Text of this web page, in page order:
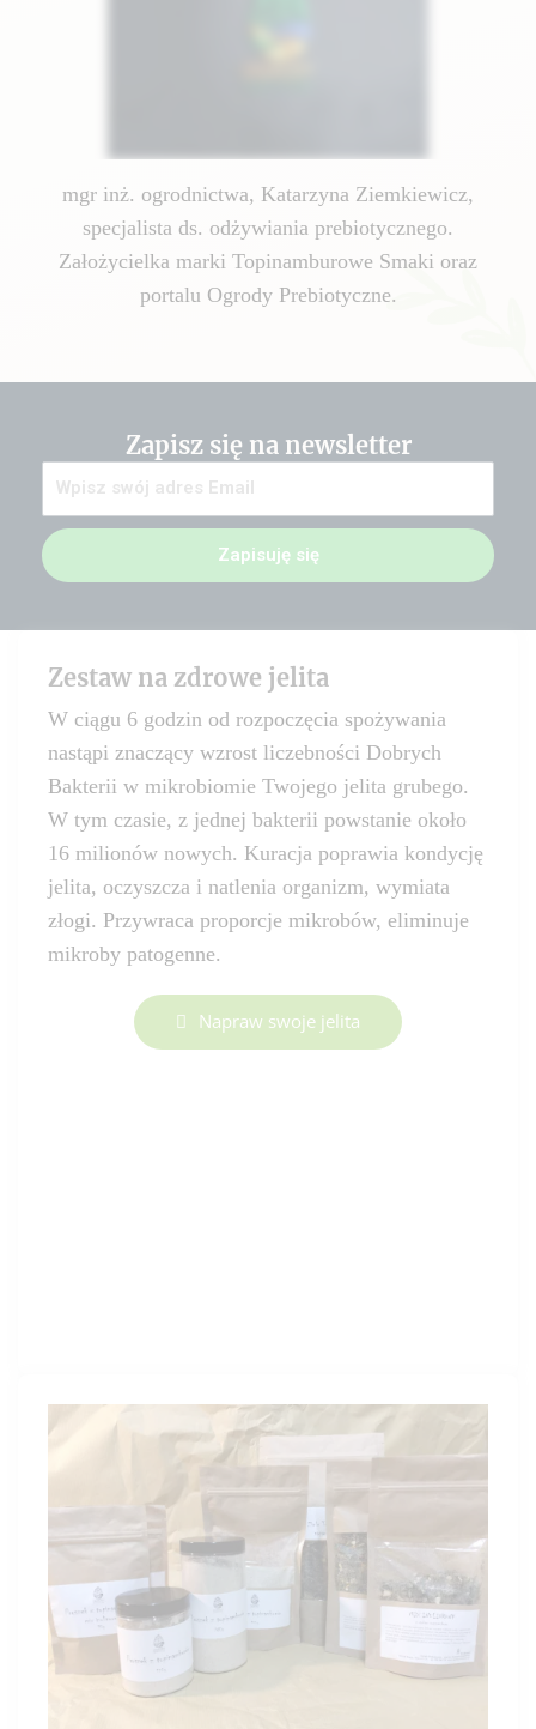
mgr inż. ogrodnictwa, Katarzyna Ziemkiewicz,
specjalista ds. odżywiania prebiotycznego.
Założycielka marki Topinamburowe Smaki oraz
portalu Ogrody Prebiotyczne.
Zapisz się na newsletter
Zapisuję się
Zestaw na zdrowe jelita
W ciągu 6 godzin od rozpoczęcia spożywania
nastąpi znaczący wzrost liczebności Dobrych
Bakterii w mikrobiomie Twojego jelita grubego.
W tym czasie, z jednej bakterii powstanie około
16 milionów nowych. Kuracja poprawia kondycję
jelita, oczyszcza i natlenia organizm, wymiata
złogi. Przywraca proporcje mikrobów, eliminuje
mikroby patogenne.
Napraw swoje jelita